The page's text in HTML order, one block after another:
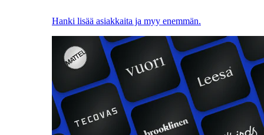
Hanki lisää asiakkaita ja myy enemmän.